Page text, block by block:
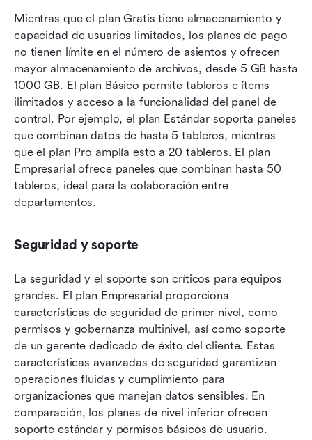
Mientras que el plan Gratis tiene almacenamiento y
capacidad de usuarios limitados, los planes de pago
no tienen límite en el número de asientos y ofrecen
mayor almacenamiento de archivos, desde 5 GB hasta
1000 GB. El plan Básico permite tableros e ítems
ilimitados y acceso a la funcionalidad del panel de
control. Por ejemplo, el plan Estándar soporta paneles
que combinan datos de hasta 5 tableros, mientras
que el plan Pro amplía esto a 20 tableros. El plan
Empresarial ofrece paneles que combinan hasta 50
tableros, ideal para la colaboración entre
departamentos.
Seguridad y soporte
La seguridad y el soporte son críticos para equipos
grandes. El plan Empresarial proporciona
características de seguridad de primer nivel, como
permisos y gobernanza multinivel, así como soporte
de un gerente dedicado de éxito del cliente. Estas
características avanzadas de seguridad garantizan
operaciones fluidas y cumplimiento para
organizaciones que manejan datos sensibles. En
comparación, los planes de nivel inferior ofrecen
soporte estándar y permisos básicos de usuario.